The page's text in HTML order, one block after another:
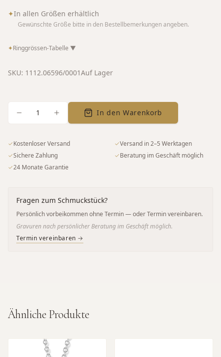
✦In allen Größen erhältlich
Gewünschte Größe bitte in den Bestellbemerkungen angeben.
✦Ringgrössen-Tabelle ▼
SKU: 1112.06596/0001Auf Lager
1 In den Warenkorb
✓Kostenloser Versand ✓Versand in 2–5 Werktagen
✓Sichere Zahlung ✓Beratung im Geschäft möglich
✓24 Monate Garantie
Fragen zum Schmuckstück?
Persönlich vorbeikommen ohne Termin — oder Termin vereinbaren.
Gravuren nach persönlicher Beratung im Geschäft möglich.
Termin vereinbaren →
Ähnliche Produkte